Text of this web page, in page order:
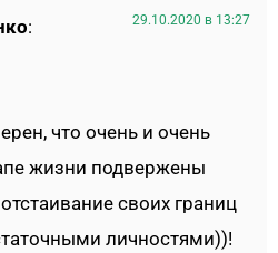
: 29.10.2020 в 13:27
что очень и очень
жизни подвержены
своих границ
личностями))!